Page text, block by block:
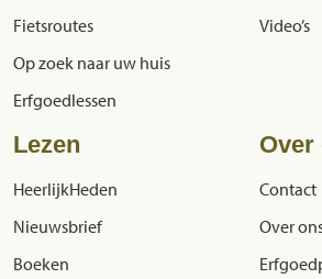
Fietsroutes
Op zoek naar uw huis
Erfgoedlessen
Video’s
Lezen
HeerlijkHeden
Nieuwsbrief
Boeken
Over
Contact
Over